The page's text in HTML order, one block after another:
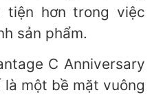
tiện hơn trong việc
sản phẩm.
C Anniversary
một bề mặt vuông